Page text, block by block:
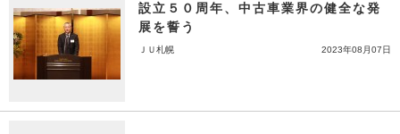
設立５０周年、中古車業界の健全な発
展を誓う
ＪＵ札幌 2023年08月07日